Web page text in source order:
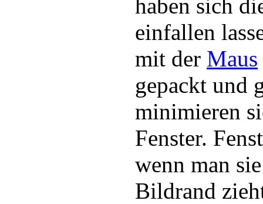
haben sich
einfallen
mit der Maus
gepackt und
minimieren
Fenster.
wenn man
Bildrand